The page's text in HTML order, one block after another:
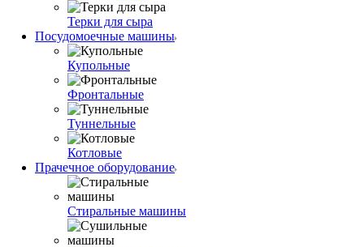
Терки для сыра
Посудомоечные машины
Купольные
Фронтальные
Туннельные
Котловые
Прачечное оборудование
Стиральные машины